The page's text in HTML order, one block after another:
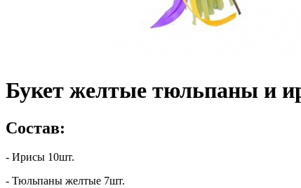
Букет желтые тюльпаны и
Состав:
- Ирисы 10шт.
- Тюльпаны желтые 7шт.